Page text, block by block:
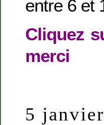
entre 6 et
Cliquez
merci
5